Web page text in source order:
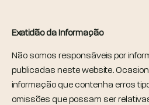
Exatidão da Informação
Não somos responsáveis por
publicadas neste website.
informação que contenha erros
omissões que possam ser